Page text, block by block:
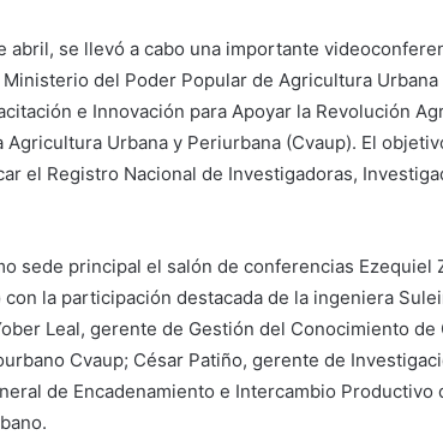
abril, se llevó a cabo una importante
del Poder Popular de Agricultura
e Innovación para Apoyar la Revolución
Agricultura Urbana y Periurbana (Cvaup). El
el Registro Nacional de Investigadoras,
sede principal el salón de conferencias Ezequiel
la participación destacada de la ingeniera
Leal, gerente de Gestión del Conocimiento
Cvaup; César Patiño, gerente de
de Encadenamiento e Intercambio